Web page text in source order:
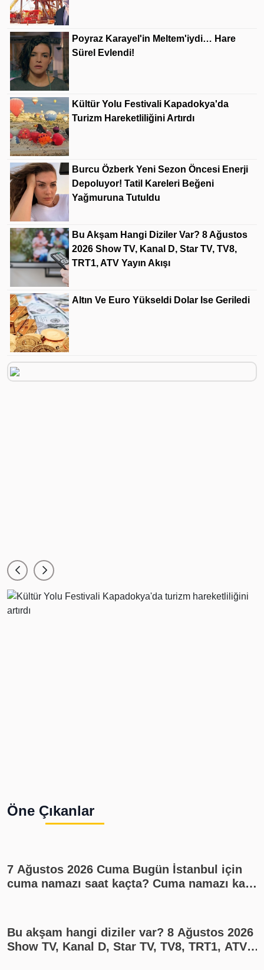
Poyraz Karayel'in Meltem'iydi… Hare
Sürel Evlendi!
Kültür Yolu Festivali Kapadokya'da
Turizm Hareketliliğini Artırdı
Burcu Özberk Yeni Sezon Öncesi Enerji
Depoluyor! Tatil Kareleri Beğeni
Yağmuruna Tutuldu
Bu Akşam Hangi Diziler Var? 8 Ağustos
2026 Show TV, Kanal D, Star TV, TV8,
TRT1, ATV Yayın Akışı
Altın Ve Euro Yükseldi Dolar Ise Geriledi
Öne Çıkanlar
7 Ağustos 2026 Cuma Bugün İstanbul için
cuma namazı saat kaçta? Cuma namazı kaç
Bu akşam hangi diziler var? 8 Ağustos 2026
Show TV, Kanal D, Star TV, TV8, TRT1, ATV